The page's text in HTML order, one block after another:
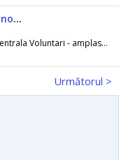
Apartament cu 3 camere nou, superb finisat, ZERO % comision cumparare
Cel mai frumos bloc din zona Centrala Voluntari - amplasat intre Padurile Andronache si Cretuleasca, este un proiect marca inconfundabila a PURAN...
Următorul >